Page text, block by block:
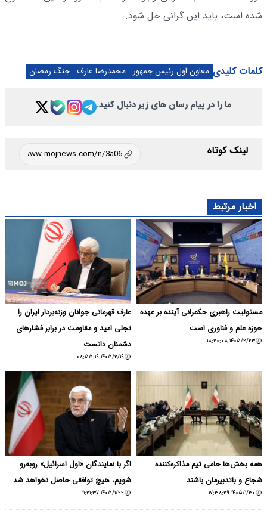
شده است، باید این گرانی حل شود.
کلمات کلیدی معاون اول رئیس جمهور محمدرضا عارف جنگ رمضان
ما را در پیام رسان های زیر دنبال کنید.
لینک کوتاه
اخبار مرتبط
مسئولیت راهبری حکمرانی آینده بر عهده
حوزه علم و فناوری است
۱۴۰۵/۲/۲۳ ۱۸:۲۰:۰۸
عارف قهرمانی جوانان وزنه‌بردار ایران را
تجلی امید و مقاومت در برابر فشارهای
دشمنان دانست
۱۴۰۵/۲/۱۹ ۰۸:۵۵:۱۹
همه بخش‌ها حامی تیم مذاکره‌کننده
شجاع و باتدبیرمان باشند
۱۴۰۵/۱/۳۰ ۱۷:۳۸:۲۹
اگر با نمایندگان «اول اسرائیل» روبه‌رو
شویم، هیچ توافقی حاصل نخواهد شد
۱۴۰۵/۱/۲۲ ۱۱:۲۱:۳۷